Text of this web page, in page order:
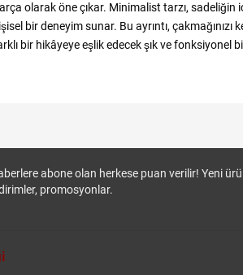
olarak öne çıkar. Minimalist tarzı,
bir deneyim sunar. Bu ayrıntı,
bir hikâyeye eşlik edecek şık ve fonksiyonel
abone olan herkese puan verilir! Yeni
promosyonlar.